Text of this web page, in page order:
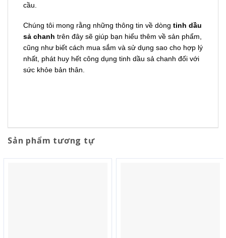
cầu.
Chúng tôi mong rằng những thông tin về dòng tinh dầu
sả chanh trên đây sẽ giúp bạn hiểu thêm về sản phẩm,
cũng như biết cách mua sắm và sử dụng sao cho hợp lý
nhất, phát huy hết công dụng tinh dầu sả chanh đối với
sức khỏe bản thân.
Sản phẩm tương tự